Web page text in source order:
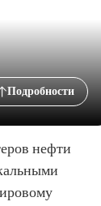
Подробности
нефти